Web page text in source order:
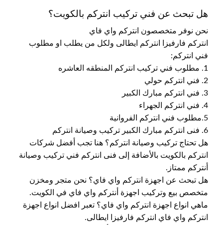
هل تبحث عن فني تركيب انتركم بالكويت؟
نحن نوفر متخصصون انتركم واي فاي
انتركم فارفيزا انتركم ايطالى ولكل من يطلب او مطلوب
فني انتركم:
1. مطلوب فني تركيب انتركم المنطقه العاشره
2. فني انتركم حولي
3. فني انتركم مبارك الكبير
4. فني انتركم الجهراء
5.مطلوب فني انتركم الفروانية
6. فنى انتركم مبارك الكبير تركيب وصيانة انتركم
هل تحتاج تركيب وصيانة انتركم؟ هنا تجب أفضل شركات
انتركم بالكويت بالأضافة إلى فنى انتركم فني تركيب وصيانة
أنتركم ممتاز.
هل تبحث عن اجهزة انتركم واي فاي؟ نحن متجر ومخزن
متخصص بيع وتركيب اجهزة أنتركم واي فاي في الكويت.
ماهي انواع اجهزة انتركم واي فاي؟ تعبر افضل انواع اجهزة
انتركم واي فاي انتركم فارفيزا ايطالى.